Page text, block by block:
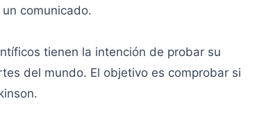
comunicado.
tienen la intención de probar su
del mundo. El objetivo es comprobar si